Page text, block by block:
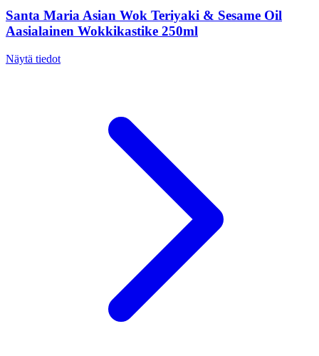
Santa Maria Asian Wok Teriyaki & Sesame Oil
Aasialainen Wokkikastike 250ml
Näytä tiedot